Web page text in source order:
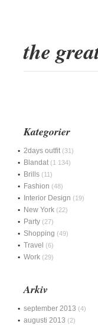
the
Kategorier
2days outfit (31)
Blandat (1 134)
Brills (11)
Fashion (48)
Interior Design (19)
New York (22)
Party (27)
Shopping (49)
Travel (6)
Work (29)
Arkiv
september 2013 (4)
augusti 2013 (2)